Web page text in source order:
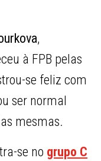
,
à FPB pelas
se feliz com
ser normal
mesmas.
se no grupo C